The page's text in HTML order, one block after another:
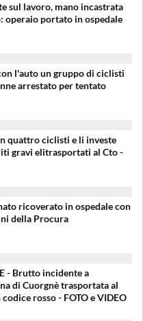
sul lavoro, mano incastrata
operaio portato in ospedale
l'auto un gruppo di ciclisti
arrestato per tentato
quattro ciclisti e li investe
gravi elitrasportati al Cto -
ricoverato in ospedale con
della Procura
- Brutto incidente a
di Cuorgnè trasportata al
rosso - FOTO e VIDEO